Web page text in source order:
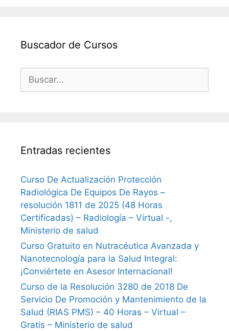
Buscador de Cursos
Buscar:
Entradas recientes
Curso De Actualización Protección
Radiológica De Equipos De Rayos –
resolución 1811 de 2025 (48 Horas
Certificadas) – Radiología – Virtual -,
Ministerio de salud
Curso Gratuito en Nutracéutica Avanzada y
Nanotecnología para la Salud Integral:
¡Conviértete en Asesor Internacional!
Curso de la Resolución 3280 de 2018 De
Servicio De Promoción y Mantenimiento de la
Salud (RIAS PMS) – 40 Horas – Virtual –
Gratis – Ministerio de salud